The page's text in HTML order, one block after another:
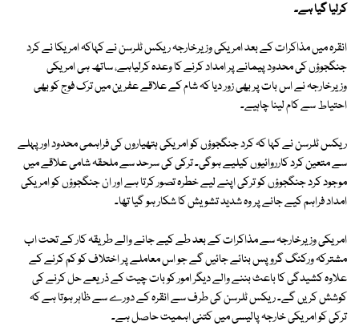
کرلیا گیا ہے۔
انقرہ میں مذاکرات کے بعد امریکی وزیرخارجہ ریکس ٹلرسن نے کہاکہ امریکا نے کرد
جنگجوؤں کی محدود پیمانے پر امداد کرنے کا وعدہ کرلیاہے، ساتھ ہی امریکی
وزیرخارجہ نے اس بات پر بھی زور دیا کہ شام کے علاقے عفرین میں ترک فوج کو بھی
احتیاط سے کام لینا چاہیے۔
ریکس ٹلرسن نے کہا کہ کرد جنگجوؤں کو امریکی ہتھیاروں کی فراہمی محدود اور پہلے
سے متعین کرد کارروائیوں کیلیے ہوگی۔ ترکی کی سرحد سے ملحقہ شامی علاقے میں
موجود کرد جنگجوؤں کو ترکی اپنے لیے خطرہ تصور کرتا ہے اور ان جنگجوؤں کو امریکی
امداد فراہم کیے جانے پر وہ شدید تشویش کا شکار ہو گیا تھا۔
امریکی وزیرخارجہ سے مذاکرات کے بعد طے کیے جانے والے طریقہ کار کے تحت اب
مشترکہ ورکنگ گروپس بنائے جائیں گے جو اس معاملے پر اختلاف کو کم کرنے کے
علاوہ کشیدگی کا باعث بننے والے دیگر امور کو بات چیت کے ذریعے حل کرنے کی
کوشش کریں گے۔ ریکس ٹلرسن کی طرف سے انقرہ کے دورے سے ظاہر ہوتا ہے کہ
ترکی کو امریکی خارجہ پالیسی میں کتنی اہمیت حاصل ہے۔